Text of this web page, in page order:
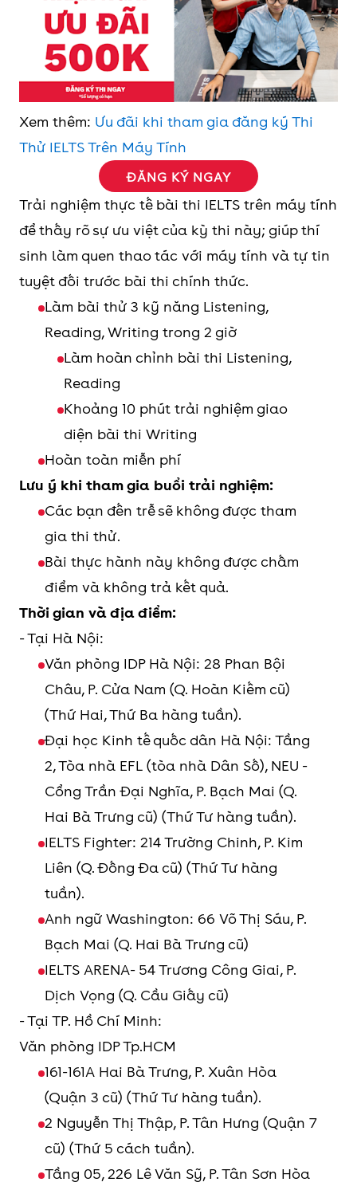
Xem thêm: Ưu đãi khi tham gia đăng ký Thi
Thử IELTS Trên Máy Tính
ĐĂNG KÝ NGAY
Trải nghiệm thực tế bài thi IELTS trên máy tính
để thấy rõ sự ưu việt của kỳ thi này; giúp thí
sinh làm quen thao tác với máy tính và tự tin
tuyệt đối trước bài thi chính thức.
Làm bài thử 3 kỹ năng Listening,
Reading, Writing trong 2 giờ
Làm hoàn chỉnh bài thi Listening,
Reading
Khoảng 10 phút trải nghiệm giao
diện bài thi Writing
Hoàn toàn miễn phí
Lưu ý khi tham gia buổi trải nghiệm:
Các bạn đến trễ sẽ không được tham
gia thi thử.
Bài thực hành này không được chấm
điểm và không trả kết quả.
Thời gian và địa điểm:
- Tại Hà Nội:
Văn phòng IDP Hà Nội: 28 Phan Bội
Châu, P. Cửa Nam (Q. Hoàn Kiếm cũ)
(Thứ Hai, Thứ Ba hàng tuần).
Đại học Kinh tế quốc dân Hà Nội: Tầng
2, Tòa nhà EFL (tòa nhà Dân Số), NEU -
Cổng Trần Đại Nghĩa, P. Bạch Mai (Q.
Hai Bà Trưng cũ) (Thứ Tư hàng tuần).
IELTS Fighter: 214 Trường Chinh, P. Kim
Liên (Q. Đống Đa cũ) (Thứ Tư hàng
tuần).
Anh ngữ Washington: 66 Võ Thị Sáu, P.
Bạch Mai (Q. Hai Bà Trưng cũ)
IELTS ARENA- 54 Trương Công Giai, P.
Dịch Vọng (Q. Cầu Giấy cũ)
- Tại TP. Hồ Chí Minh:
Văn phòng IDP Tp.HCM
161-161A Hai Bà Trưng, P. Xuân Hòa
(Quận 3 cũ) (Thứ Tư hàng tuần).
2 Nguyễn Thị Thập, P. Tân Hưng (Quận 7
cũ) (Thứ 5 cách tuần).
Tầng 05, 226 Lê Văn Sỹ, P. Tân Sơn Hòa